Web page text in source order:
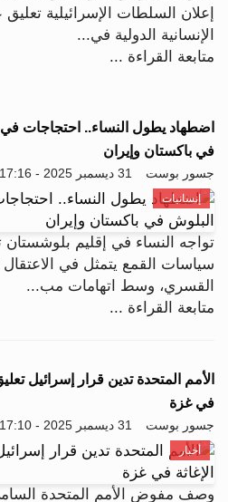
إعلان السلطات الإسرائيلية
الإنسانية الدولية في...
متابعة القراءة ...
اضطهاد يطول النساء.. احتجاجات في
في باكستان وإيران
جسور بوست 31 ديسمبر 2025 - 17:16
إنسانيات
تواجه النساء في إقليم
سياسات القمع يتمثل في الاعتقال
القسري، وسط اتهامات مب...
متابعة القراءة ...
الأمم المتحدة تدين قرار إسرائيل
في غزة
جسور بوست 31 ديسمبر 2025 - 17:10
أخبار
وصف مفوض الأمم المتحدة